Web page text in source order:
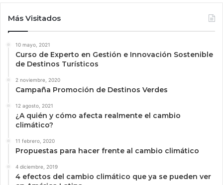
Más Visitados
10 mayo, 2021
Curso de Experto en Gestión e Innovación Sostenible
de Destinos Turísticos
2 noviembre, 2020
Campaña Promoción de Destinos Verdes
12 agosto, 2021
¿A quién y cómo afecta realmente el cambio
climático?
11 febrero, 2020
Propuestas para hacer frente al cambio climático
4 diciembre, 2019
4 efectos del cambio climático que ya se pueden ver